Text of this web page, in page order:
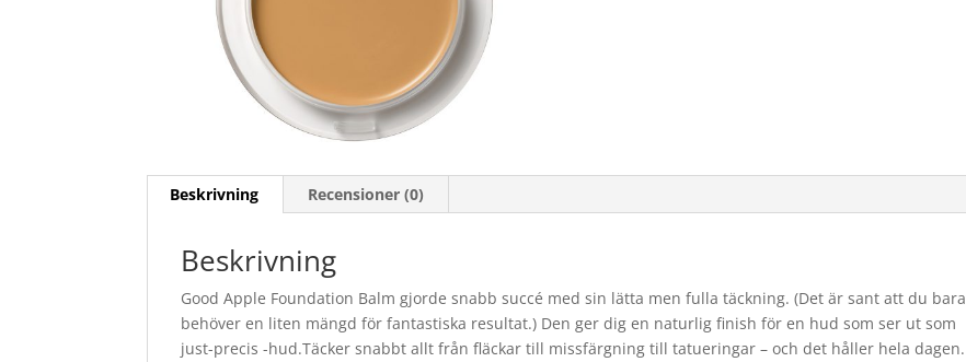
Beskrivning Recensioner (0)
Beskrivning
Good Apple Foundation Balm gjorde snabb succé med sin lätta men fulla täckning. (Det är sant att du bara
behöver en liten mängd för fantastiska resultat.) Den ger dig en naturlig finish för en hud som ser ut som
just-precis -hud.Täcker snabbt allt från fläckar till missfärgning till tatueringar – och det håller hela dagen.